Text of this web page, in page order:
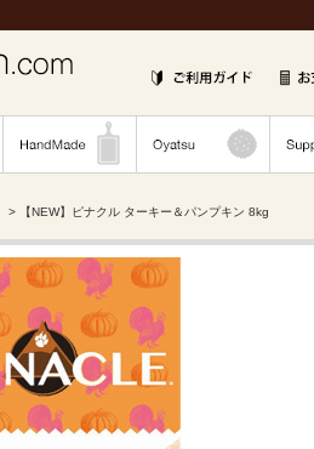
> 【NEW】ピナクル ターキー＆パンプキン 8kg